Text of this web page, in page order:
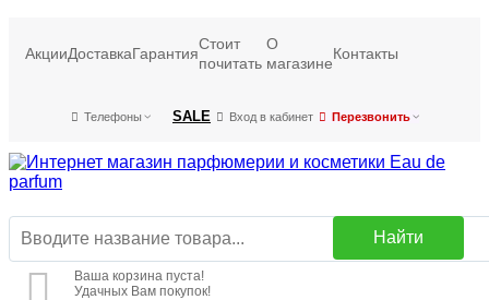
АкцииДоставкаГарантия
Стоит
почитать
О
магазине
Контакты
Телефоны SALE Вход в кабинет Перезвонить
Найти
Ваша корзина пуста!
Удачных Вам покупок!